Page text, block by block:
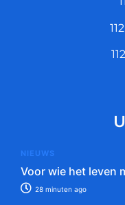
NIEUWS
Voor wie het leven
28 minuten ago